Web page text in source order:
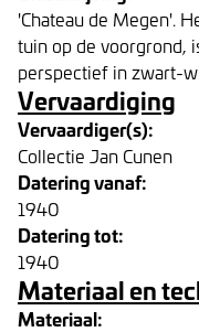
'Chateau de Megen'.
tuin op de voorgrond,
perspectief in zwart-
Vervaardiging
Vervaardiger(s):
Collectie Jan Cunen
Datering vanaf:
1940
Datering tot:
1940
Materiaal en
Materiaal: